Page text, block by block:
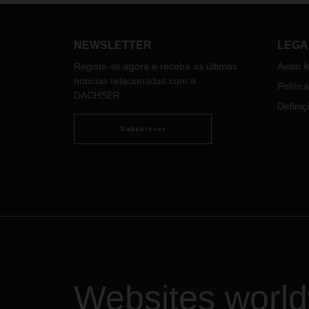
tecnológico da região e promover o
uma
com
NEWSLETTER
Registe-se agora e receba as últimas
notícias relacionadas com a
DACHSER
Subscrever
Aviso
Websites